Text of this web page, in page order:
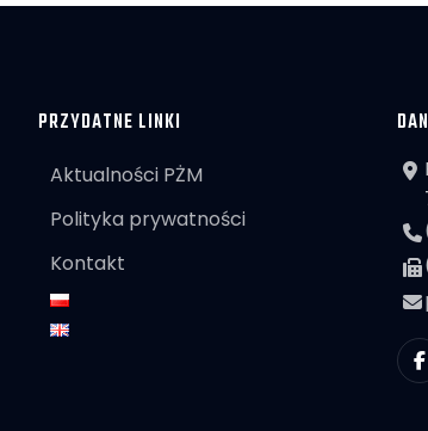
PRZYDATNE LINKI
Aktualności PŻM
Polityka prywatności
Kontakt